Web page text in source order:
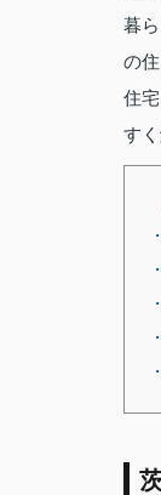
暮
の
住
す